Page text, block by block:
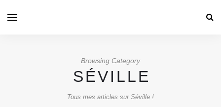
Browsing Category
SÉVILLE
Tous mes articles sur Séville !